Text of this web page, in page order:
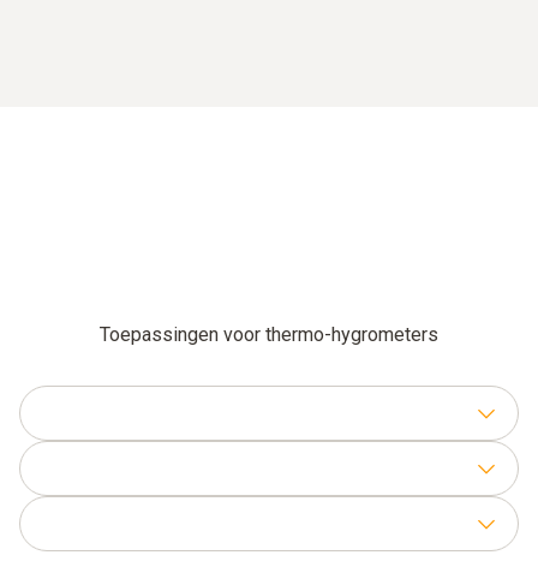
Toepassingen voor thermo-hygrometers